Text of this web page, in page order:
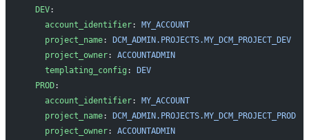
  DEV
:
    account_identifier
: MY_ACCOUNT
    project_name
: DCM_ADMIN.PROJECTS.MY_DCM_PROJECT_DEV
    project_owner
: ACCOUNTADMIN
    templating_config
: DEV
  PROD
:
    account_identifier
: MY_ACCOUNT
    project_name
: DCM_ADMIN.PROJECTS.MY_DCM_PROJECT_PROD
    project_owner
: ACCOUNTADMIN